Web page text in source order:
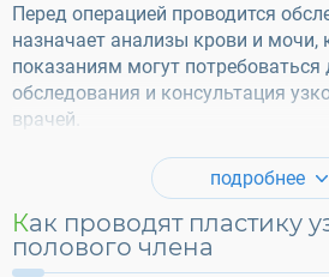
Перед операцией проводится
назначает анализы крови и мочи,
показаниям могут потребоваться
обследования и консультация
врачей.
подробнее
Как проводят пластику уздечки
полового члена